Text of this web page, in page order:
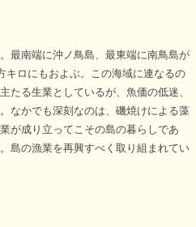
最南端に沖ノ鳥島、最東端に南鳥島が
キロにもおよぶ。この海域に連なるの
たる生業としているが、魚価の低迷、
なかでも深刻なのは、磯焼けによる藻
が成り立ってこその島の暮らしであ
島の漁業を再興すべく取り組まれてい